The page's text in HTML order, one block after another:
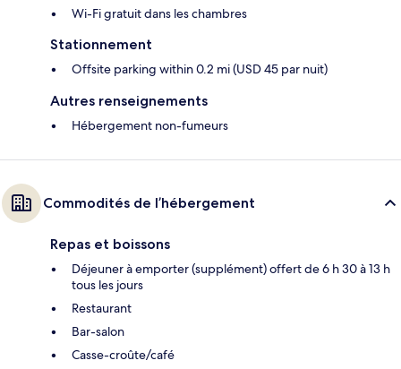
Wi-Fi gratuit dans les chambres
Stationnement
Offsite parking within 0.2 mi (USD 45 par nuit)
Autres renseignements
Hébergement non-fumeurs
Commodités de l’hébergement
Repas et boissons
Déjeuner à emporter (supplément) offert de 6 h 30 à 13 h
tous les jours
Restaurant
Bar-salon
Casse-croûte/café